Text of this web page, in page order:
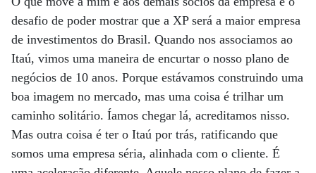
desafio de poder mostrar que a XP será a maior empresa
de investimentos do Brasil. Quando nos associamos ao
Itaú, vimos uma maneira de encurtar o nosso plano de
negócios de 10 anos. Porque estávamos construindo uma
boa imagem no mercado, mas uma coisa é trilhar um
caminho solitário. Íamos chegar lá, acreditamos nisso.
Mas outra coisa é ter o Itaú por trás, ratificando que
somos uma empresa séria, alinhada com o cliente. É